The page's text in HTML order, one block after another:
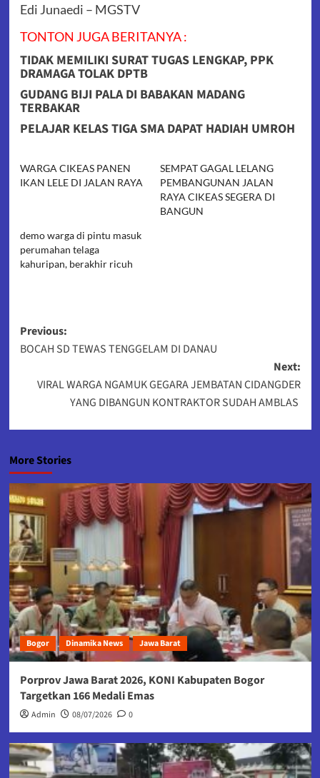
Edi Junaedi – MGSTV
TONTON JUGA BERITANYA :
TIDAK MEMILIKI SURAT TUGAS LENGKAP, PPK
DRAMAGA TOLAK DPTB
GUDANG BIJI PALA DI BABAKAN MADANG
TERBAKAR
PELAJAR KELAS TIGA SMA DAPAT HADIAH UMROH
WARGA CIKEAS PANEN
IKAN LELE DI JALAN RAYA
SEMPAT GAGAL LELANG
PEMBANGUNAN JALAN
RAYA CIKEAS SEGERA DI
BANGUN
demo warga di pintu masuk
perumahan telaga
kahuripan, berakhir ricuh
Post
navigation
Previous:
BOCAH SD TEWAS TENGGELAM DI DANAU
Next:
VIRAL WARGA NGAMUK GEGARA JEMBATAN CIDANGDER
YANG DIBANGUN KONTRAKTOR SUDAH AMBLAS
More Stories
Bogor Dinamika News Jawa Barat
Porprov Jawa Barat 2026, KONI Kabupaten Bogor
Targetkan 166 Medali Emas
Admin 08/07/2026 0